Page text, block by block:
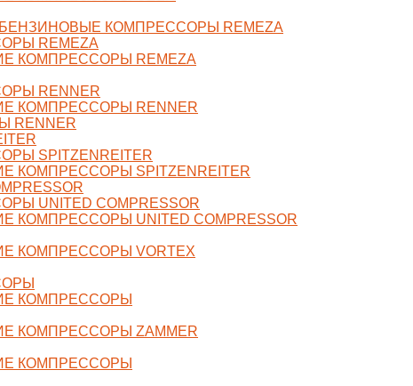
КОМПРЕССОРЫ REMEZA
REMEZA
КОМПРЕССОРЫ REMEZA
RENNER
КОМПРЕССОРЫ RENNER
SPITZENREITER
КОМПРЕССОРЫ SPITZENREITER
UNITED COMPRESSOR
UNITED COMPRESSOR
КОМПРЕССОРЫ VORTEX
КОМПРЕССОРЫ
КОМПРЕССОРЫ ZAMMER
КОМПРЕССОРЫ